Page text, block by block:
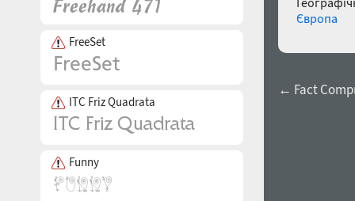
FreeSet
ITC Friz Quadrata
Funny
Європа
← Fact